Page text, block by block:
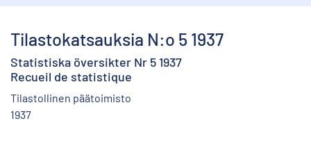
Tilastokatsauksia N:o 5 1937
Statistiska översikter Nr 5 1937
Recueil de statistique
Tilastollinen päätoimisto
1937